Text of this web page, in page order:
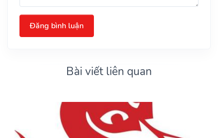
Đăng bình luận
Bài viết liên quan